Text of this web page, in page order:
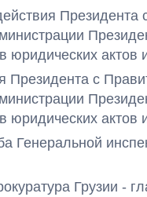
Президента
юридических актов
Президента с
юридических актов
Генеральной
Грузии -